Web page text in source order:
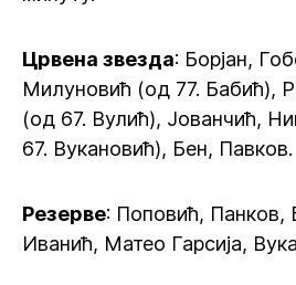
Црвена звезда: Борјан,
Милуновић (од 77. Бабић),
(од 67. Вулић), Јованчић,
67. Вукановић), Бен, Павков.
Резерве: Поповић, Панков,
Иванић, Матео Гарсија,